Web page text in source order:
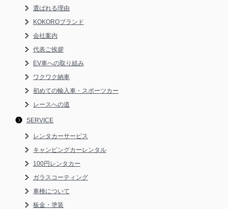
選ばれる理由
KOKOROブランド
会社案内
代表ご挨拶
EV車への取り組み
ワクワク納車
初めての輸入車・スポーツカー
レースへの道
SERVICE
レンタカーサービス
キャンピングカーレンタル
100円レンタカー
ガラスコーティング
車検について
板金・塗装